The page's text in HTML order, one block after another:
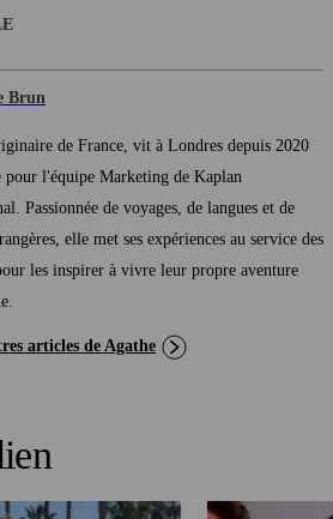
Brun
de France, vit à Londres depuis 2020
pour l'équipe Marketing de Kaplan
Passionnée de voyages, de langues et de
elle met ses expériences au service des
les inspirer à vivre leur propre aventure
articles de Agathe